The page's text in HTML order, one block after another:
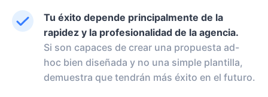
Tu éxito depende principalmente de la
rapidez y la profesionalidad de la agencia.
Si son capaces de crear una propuesta ad-
hoc bien diseñada y no una simple plantilla,
demuestra que tendrán más éxito en el futuro.